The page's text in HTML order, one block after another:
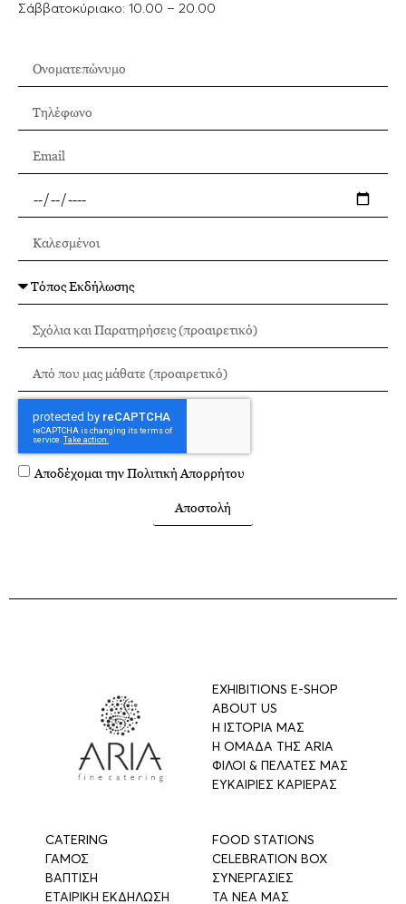
Σάββατοκύριακο: 10.00 – 20.00
Αποδέχομαι τηνΠολιτική Απορρήτου
Αποστολή
EXHIBITIONS E-SHOP
ABOUT US
Η ΙΣΤΟΡΙΑ ΜΑΣ
Η ΟΜΑΔΑ ΤΗΣ ARIA
ΦΙΛΟΙ & ΠΕΛΑΤΕΣ ΜΑΣ
ΕΥΚΑΙΡΙΕΣ ΚΑΡΙΕΡΑΣ
CATERING
ΓΑΜΟΣ
ΒΑΠΤΙΣΗ
ΕΤΑΙΡΙΚΗ ΕΚΔΗΛΩΣΗ
FOOD STATIONS
CELEBRATION BOX
ΣΥΝΕΡΓΑΣΙΕΣ
ΤΑ ΝΕΑ ΜΑΣ